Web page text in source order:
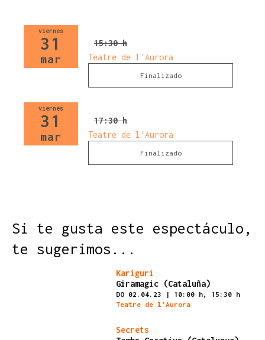
viernes
31
mar
15:30 h
Teatre de l'Aurora
Finalizado
viernes
31
mar
17:30 h
Teatre de l'Aurora
Finalizado
Si te gusta este espectáculo,
te sugerimos...
Kariguri
Giramagic (Cataluña)
DO 02.04.23 | 10:00 h,
15:30 h
Teatre de l'Aurora
Secrets